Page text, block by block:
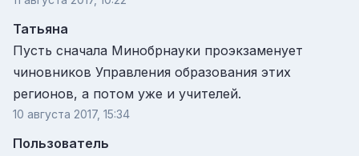
Татьяна
Пусть сначала Минобрнауки проэкзаменует
чиновников Управления образования этих
регионов, а потом уже и учителей.
10 августа 2017, 15:34
Пользователь